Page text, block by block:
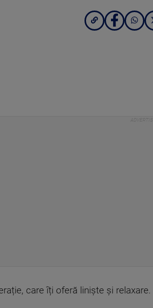
care îți oferă liniște și relaxare.